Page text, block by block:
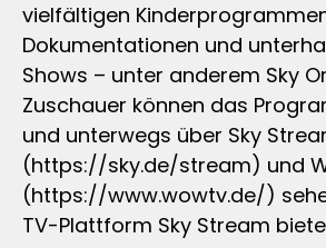
vielfältigen
Dokumentationen und
Shows – unter anderem Sky
Zuschauer können das
und unterwegs über Sky
(https://sky.de/stream) und
(https://www.wowtv.de/)
TV-Plattform Sky Stream